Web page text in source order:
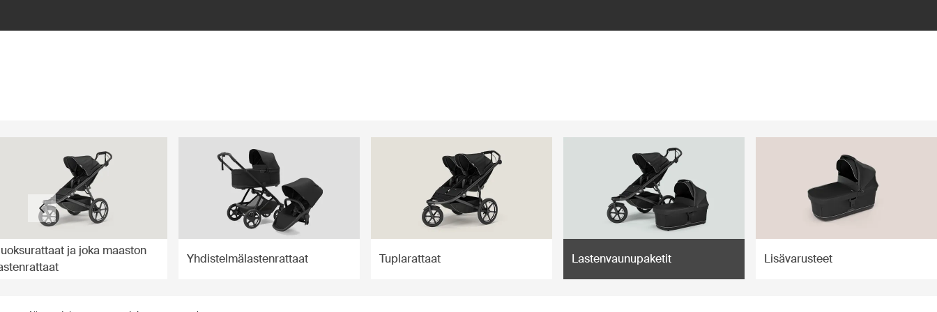
ja joka maaston
Yhdistelmälastenrattaat Tuplarattaat Lastenvaunupaketit Lisävarusteet